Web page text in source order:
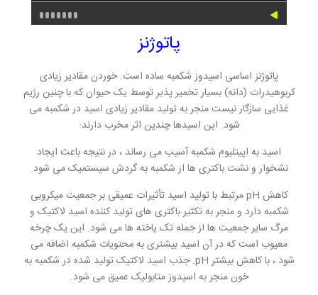
پاتوژنز
پاتوژنز اساسی اسیدوز شکمبه ساده است. خوردن مقادیر زیادی
کربوهیدرات (دانه) بسیار تخمیر پذیر توسط یک حیوان که با چنین رژیم
غذایی سازگار نیست منجر به تولید مقادیر زیادی اسید در شکمبه می
شود. این اسیدها چندین اثر مخرب دارند:
اسید به اپیتلیوم شکمبه آسیب می رساند ، در نتیجه باعث ایجاد
نشخوار و نشت باکتری ها از شکمبه به گردش سیستمیک می شود.
کاهش pH مرتبط با تولید اسید تأثیرات عمیقی بر جمعیت میکروبی
شکمبه دارد و منجر به تکثیر باکتری های تولید کننده اسید لاکتیک و
مرگ سایر جمعیت ها از جمله تک یاخته ها می شود. این یک چرخه
معیوب است که در آن اسید بیشتری به محتویات شکمبه اضافه می
شود ، با کاهش بیشتر pH. جذب اسید لاکتیک تولید شده در شکمبه به
خون منجر به اسیدوز متابولیک عمیق می شود.